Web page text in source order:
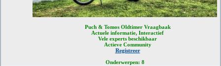
Puch & Tomos Oldtimer Vraagbaak
Actuele informatie, Interactief
Vele experts beschikbaar
Actieve Community
Registreer
Onderwerpen: 8